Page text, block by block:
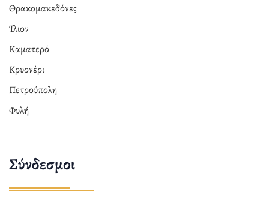
Θρακομακεδόνες
Ίλιον
Καματερό
Κρυονέρι
Πετρούπολη
Φυλή
Σύνδεσμοι